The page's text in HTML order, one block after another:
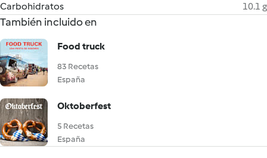
Carbohidratos
10.1 g
También incluido en
Food truck
83 Recetas
España
Oktoberfest
5 Recetas
España